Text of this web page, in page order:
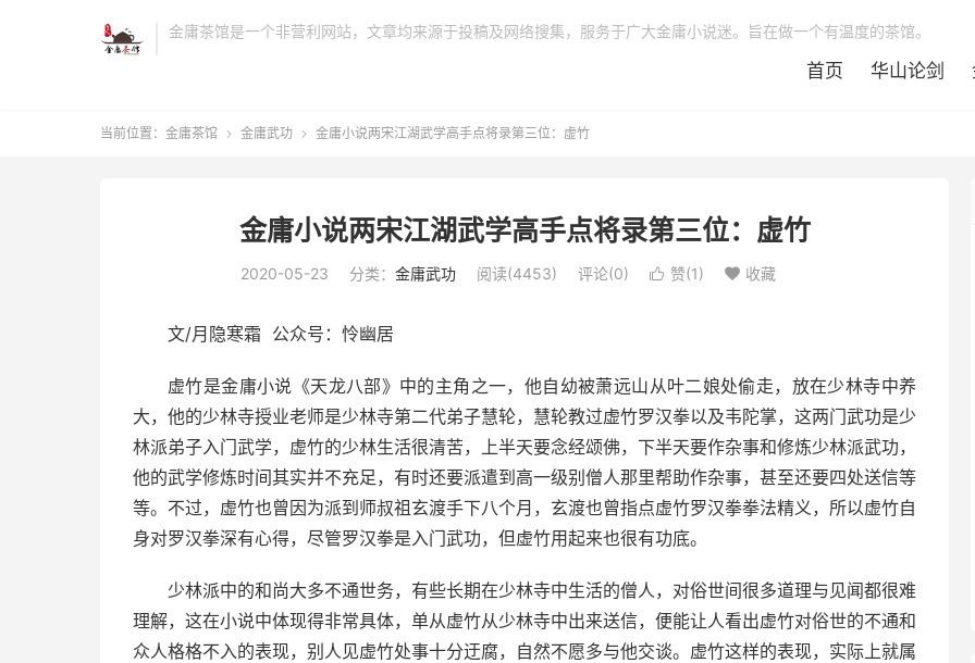
金庸茶馆是一个非营利网站，文章均来源于投稿及网络搜集，服务于广大金庸小说迷。旨在做一个有温度的茶馆。
首页 华山论剑
当前位置： 金庸茶馆  金庸武功  金庸小说两宋江湖武学高手点将录第三位：虚竹
金庸小说两宋江湖武学高手点将录第三位：虚竹
2020-05-23 分类： 金庸武功 阅读(4453) 评论(0)  赞(1)  收藏
文/月隐寒霜 公众号：怜幽居
虚竹是金庸小说《天龙八部》中的主角之一，他自幼被萧远山从叶二娘处偷走，放在少林寺中养
大，他的少林寺授业老师是少林寺第二代弟子慧轮，慧轮教过虚竹罗汉拳以及韦陀掌，这两门武功是少
林派弟子入门武学，虚竹的少林生活很清苦，上半天要念经颂佛，下半天要作杂事和修炼少林派武功，
他的武学修炼时间其实并不充足，有时还要派遣到高一级别僧人那里帮助作杂事，甚至还要四处送信等
等。不过，虚竹也曾因为派到师叔祖玄渡手下八个月，玄渡也曾指点虚竹罗汉拳拳法精义，所以虚竹自
身对罗汉拳深有心得，尽管罗汉拳是入门武功，但虚竹用起来也很有功底。
少林派中的和尚大多不通世务，有些长期在少林寺中生活的僧人，对俗世间很多道理与见闻都很难
理解，这在小说中体现得非常具体，单从虚竹从少林寺中出来送信，便能让人看出虚竹对俗世的不通和
众人格格不入的表现，别人见虚竹处事十分迂腐，自然不愿多与他交谈。虚竹这样的表现，实际上就属